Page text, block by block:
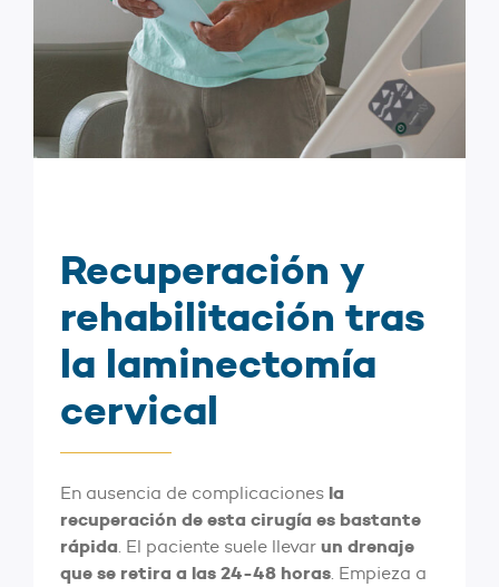
Recuperación y
rehabilitación tras
la laminectomía
cervical
En ausencia de complicaciones la
recuperación de esta cirugía es bastante
rápida . El paciente suele llevar un drenaje
que se retira a las 24-48 horas . Empieza a